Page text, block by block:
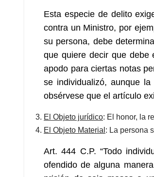
Esta especie de delito
contra un Ministro, por
su persona, debe
que quiere decir que debe
apodo para ciertas notas
se individualizó, aunque
obsérvese que el artículo
El Objeto jurídico: El honor, la
El Objeto Material : La persona
Art. 444 C.P. “Todo
ofendido de alguna